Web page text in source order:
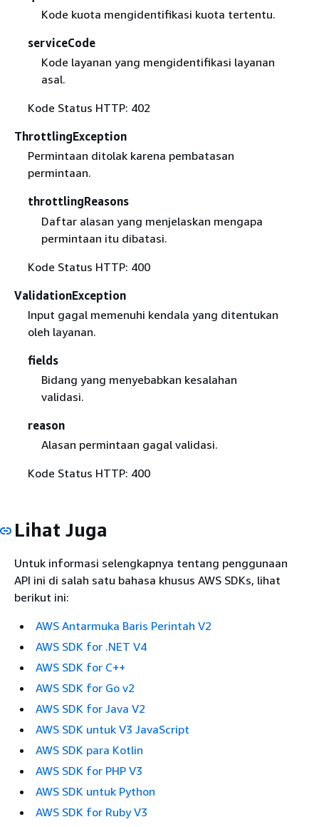
Kode kuota mengidentifikasi kuota tertentu.
serviceCode
Kode layanan yang mengidentifikasi layanan
asal.
Kode Status HTTP: 402
ThrottlingException
Permintaan ditolak karena pembatasan
permintaan.
throttlingReasons
Daftar alasan yang menjelaskan mengapa
permintaan itu dibatasi.
Kode Status HTTP: 400
ValidationException
Input gagal memenuhi kendala yang ditentukan
oleh layanan.
fields
Bidang yang menyebabkan kesalahan
validasi.
reason
Alasan permintaan gagal validasi.
Kode Status HTTP: 400
Lihat Juga
Untuk informasi selengkapnya tentang penggunaan
API ini di salah satu bahasa khusus AWS SDKs, lihat
berikut ini:
AWS Antarmuka Baris Perintah V2
AWS SDK for .NET V4
AWS SDK for C++
AWS SDK for Go v2
AWS SDK for Java V2
AWS SDK untuk V3 JavaScript
AWS SDK para Kotlin
AWS SDK for PHP V3
AWS SDK untuk Python
AWS SDK for Ruby V3